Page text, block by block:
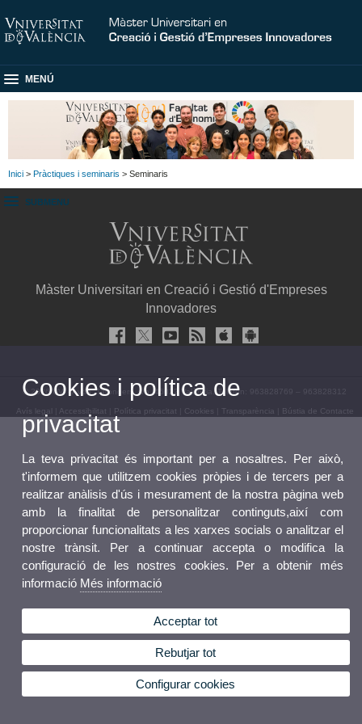
MENÚ
Inici > Pràctiques i seminaris > Seminaris
SUBMENU
Màster Universitari en Creació i Gestió d'Empreses
Innovadores
© 2026 UV. - Avda. Tarongers, s/n. 46022 València. Telèfon: 963828769 – 963828312
Avís legal Accessibilitat Política privacitat Cookies Transparència Bústia de Contacte
Cookies i política de
privacitat
La teva privacitat és important per a nosaltres. Per això,
t'informem que utilitzem cookies pròpies i de tercers per a
realitzar anàlisis d'ús i mesurament de la nostra pàgina web
amb la finalitat de personalitzar continguts,així com
proporcionar funcionalitats a les xarxes socials o analitzar el
nostre trànsit. Per a continuar accepta o modifica la
configuració de les nostres cookies. Per a obtenir més
informació Més informació
Acceptar tot
Rebutjar tot
Configurar cookies